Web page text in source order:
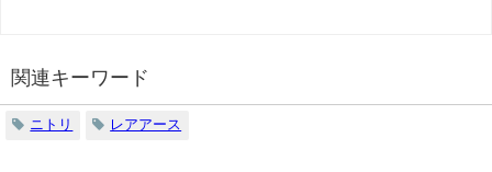
関連キーワード
ニトリ レアアース